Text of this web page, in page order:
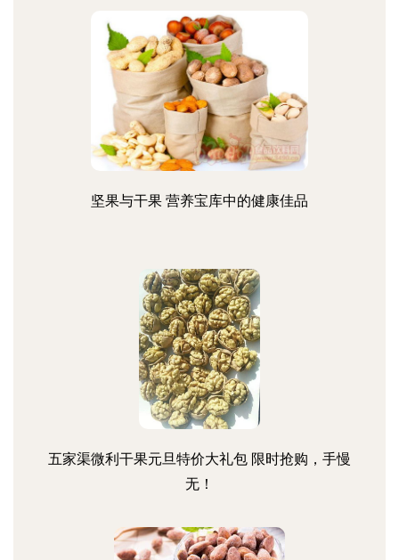
坚果与干果 营养宝库中的健康佳品
五家渠微利干果元旦特价大礼包 限时抢购，手慢
无！